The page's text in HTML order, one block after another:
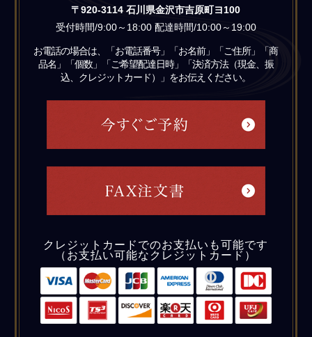
〒920-3114 石川県金沢市吉原町ヨ100
受付時間/9:00～18:00 配達時間/10:00～19:00
お電話の場合は、「お電話番号」「お名前」「ご住所」「商
品名」「個数」「ご希望配達日時」「決済方法（現金、振
込、クレジットカード）」をお伝えください。
クレジットカードでのお支払いも可能です
（お支払い可能なクレジットカード）